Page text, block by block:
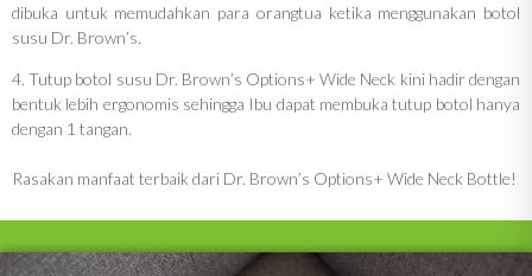
dibuka untuk memudahkan para orangtua ketika menggunakan botol
susu Dr. Brown’s.
4. Tutup botol susu Dr. Brown’s Options+ Wide Neck kini hadir dengan
bentuk lebih ergonomis sehingga Ibu dapat membuka tutup botol hanya
dengan 1 tangan.
Rasakan manfaat terbaik dari Dr. Brown’s Options+ Wide Neck Bottle!